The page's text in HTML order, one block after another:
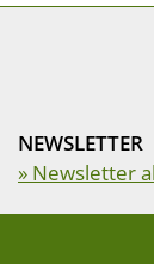
NEWSLETTER
» Newsletter